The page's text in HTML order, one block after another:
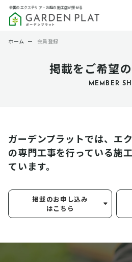
全国のエクステリア・お庭の施工店が探せる
掲載をご希望
MEMBER
ホーム ー 会員登録
ガーデンプラットでは、エ
の専門工事を行っている施
ています。
掲載のお申し込み
はこちら